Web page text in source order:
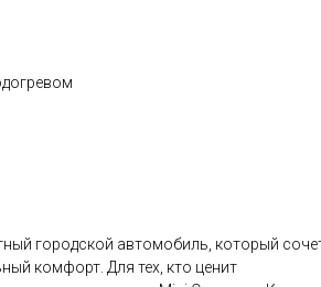
городской автомобиль, который
комфорт. Для тех, кто ценит